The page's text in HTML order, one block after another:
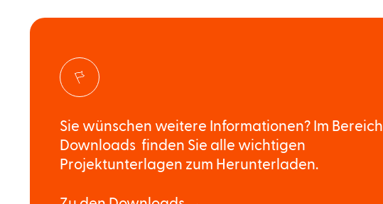
Sie wünschen weitere Informationen? Im Bereich
Downloads finden Sie alle wichtigen
Projektunterlagen zum Herunterladen.